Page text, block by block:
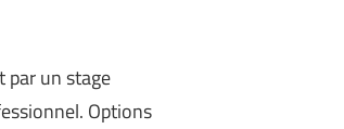
par un stage
Options